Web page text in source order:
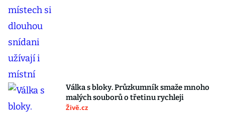
Válka s bloky. Průzkumník smaže mnoho
malých souborů o třetinu rychleji
Živě.cz